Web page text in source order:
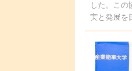
した。この
実と発展を